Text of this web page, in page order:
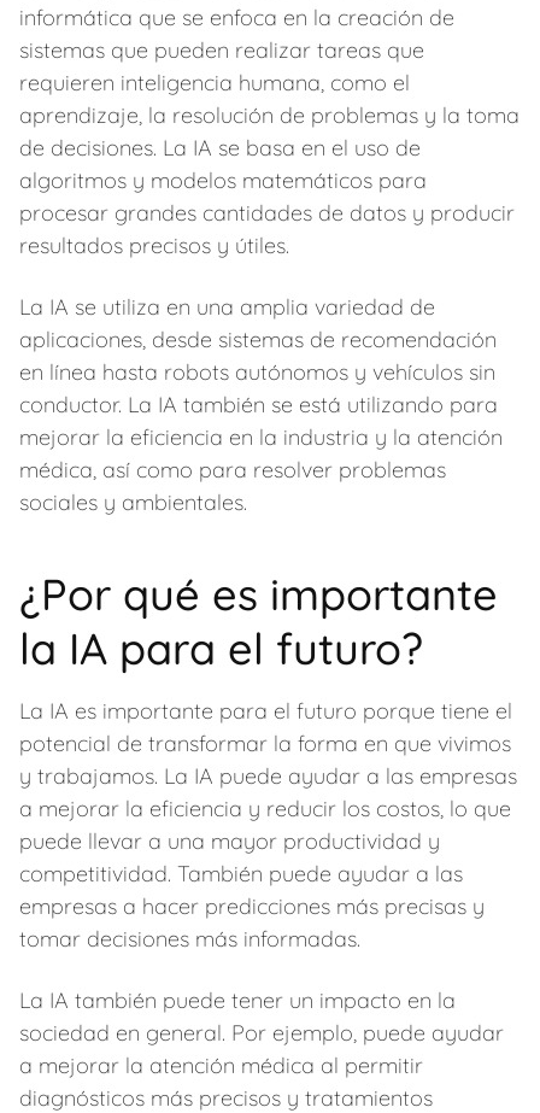
informática que se enfoca en la creación de
sistemas que pueden realizar tareas que
requieren inteligencia humana, como el
aprendizaje, la resolución de problemas y la toma
de decisiones. La IA se basa en el uso de
algoritmos y modelos matemáticos para
procesar grandes cantidades de datos y producir
resultados precisos y útiles.
La IA se utiliza en una amplia variedad de
aplicaciones, desde sistemas de recomendación
en línea hasta robots autónomos y vehículos sin
conductor. La IA también se está utilizando para
mejorar la eficiencia en la industria y la atención
médica, así como para resolver problemas
sociales y ambientales.
¿Por qué es importante
la IA para el futuro?
La IA es importante para el futuro porque tiene el
potencial de transformar la forma en que vivimos
y trabajamos. La IA puede ayudar a las empresas
a mejorar la eficiencia y reducir los costos, lo que
puede llevar a una mayor productividad y
competitividad. También puede ayudar a las
empresas a hacer predicciones más precisas y
tomar decisiones más informadas.
La IA también puede tener un impacto en la
sociedad en general. Por ejemplo, puede ayudar
a mejorar la atención médica al permitir
diagnósticos más precisos y tratamientos